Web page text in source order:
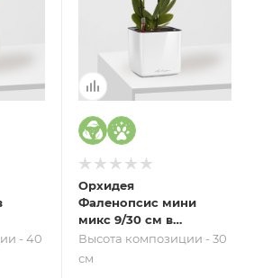
- 40
Орхидея
Фаленопсис мини
микс 9/30 см в
CUBE GLOSSY 14
Высота композиции - 30
см